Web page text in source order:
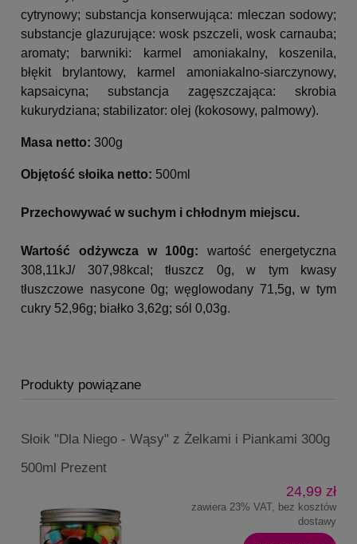
cytrynowy; substancja konserwująca: mleczan sodowy;
substancje glazurujące: wosk pszczeli, wosk carnauba;
aromaty; barwniki: karmel amoniakalny, koszenila,
błękit brylantowy, karmel amoniakalno-siarczynowy,
kapsaicyna; substancja zagęszczająca: skrobia
kukurydziana; stabilizator: olej (kokosowy, palmowy).
Masa netto: 300g
Objętość słoika netto: 500ml
Przechowywać w suchym i chłodnym miejscu.
Wartość odżywcza w 100g:wartość energetyczna
308,11kJ/ 307,98kcal; tłuszcz 0g, w tym kwasy
tłuszczowe nasycone 0g; węglowodany 71,5g, w tym
cukry 52,96g; białko 3,62g; sól 0,03g.
Produkty powiązane
Słoik "Dla Niego - Wąsy" z Żelkami i Piankami 300g
500ml Prezent
24,99 zł
zawiera 23% VAT, bez kosztów
dostawy